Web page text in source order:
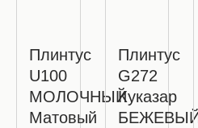
Плинтус
U100
МОЛОЧНЫЙ
Матовый
Плинтус
G272
Куказар